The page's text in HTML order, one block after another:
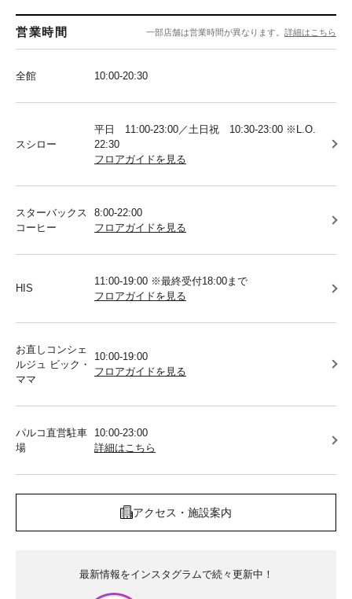
営業時間 一部店舗は営業時間が異なります。 詳細はこちら
全館 10:00-20:30
スシロー
平日 11:00-23:00／土日祝 10:30-23:00 ※L.O.
22:30
フロアガイドを見る
スターバックス
コーヒー
8:00-22:00
フロアガイドを見る
HIS
11:00-19:00 ※最終受付18:00まで
フロアガイドを見る
お直しコンシェ
ルジュ ビック・
ママ
10:00-19:00
フロアガイドを見る
パルコ直営駐車
場
10:00-23:00
詳細はこちら
アクセス・施設案内
最新情報をインスタグラムで続々更新中！